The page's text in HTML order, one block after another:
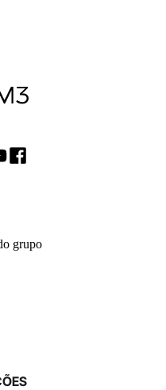
grupo